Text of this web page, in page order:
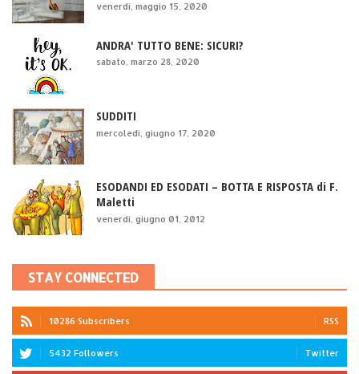
venerdì, maggio 15, 2020
ANDRA' TUTTO BENE: SICURI?
sabato, marzo 28, 2020
SUDDITI
mercoledì, giugno 17, 2020
ESODANDI ED ESODATI – BOTTA E RISPOSTA di F.
Maletti
venerdì, giugno 01, 2012
STAY CONNECTED
10286 Subscribers RSS
5432 Followers Twitter